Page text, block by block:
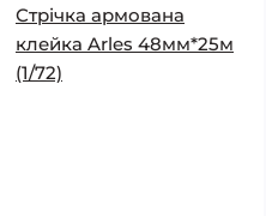
Стрічка армована
клейка Arles 48мм*25м
(1/72)